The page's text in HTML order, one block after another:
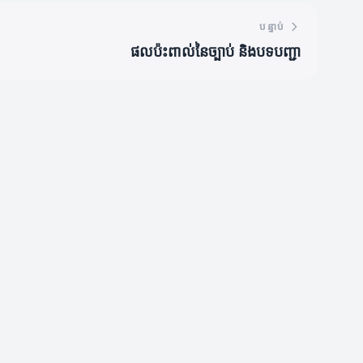
បន្ទាប់
ផលប៉ះពាល់នៃច្បាប់ និងបទបញ្ជា